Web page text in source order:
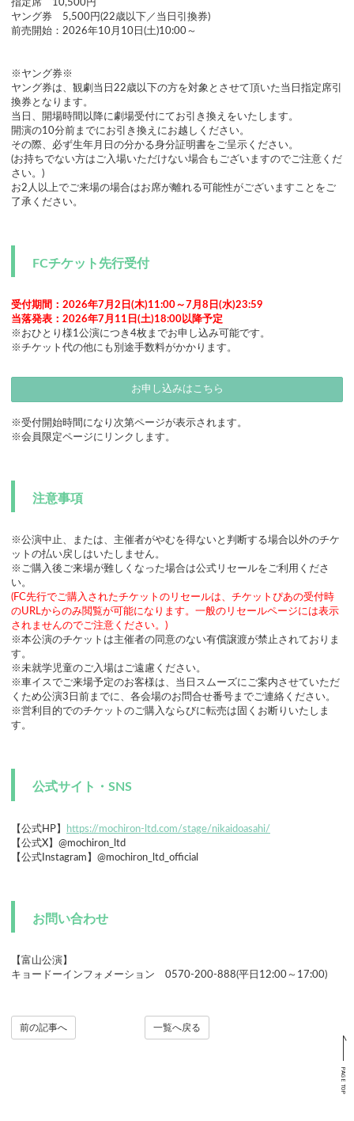
指定席 10,500円
ヤング券 5,500円(22歳以下／当日引換券)
前売開始：2026年10月10日(土)10:00～
※ヤング券※
ヤング券は、観劇当日22歳以下の方を対象とさせて頂いた当日指定席引
換券となります。
当日、開場時間以降に劇場受付にてお引き換えをいたします。
開演の10分前までにお引き換えにお越しください。
その際、必ず生年月日の分かる身分証明書をご呈示ください。
(お持ちでない方はご入場いただけない場合もございますのでご注意くだ
さい。)
お2人以上でご来場の場合はお席が離れる可能性がございますことをご
了承ください。
FCチケット先行受付
受付期間：2026年7月2日(木)11:00～7月8日(水)23:59
当落発表：2026年7月11日(土)18:00以降予定
※おひとり様1公演につき4枚までお申し込み可能です。
※チケット代の他にも別途手数料がかかります。
お申し込みはこちら
※受付開始時間になり次第ページが表示されます。
※会員限定ページにリンクします。
注意事項
※公演中止、または、主催者がやむを得ないと判断する場合以外のチケ
ットの払い戻しはいたしません。
※ご購入後ご来場が難しくなった場合は公式リセールをご利用くださ
い。
(FC先行でご購入されたチケットのリセールは、チケットぴあの受付時
のURLからのみ閲覧が可能になります。一般のリセールページには表示
されませんのでご注意ください。)
※本公演のチケットは主催者の同意のない有償譲渡が禁止されておりま
す。
※未就学児童のご入場はご遠慮ください。
※車イスでご来場予定のお客様は、当日スムーズにご案内させていただ
くため公演3日前までに、各会場のお問合せ番号までご連絡ください。
※営利目的でのチケットのご購入ならびに転売は固くお断りいたしま
す。
公式サイト・SNS
【公式HP】
https://mochiron-ltd.com/stage/nikaidoasahi/
【公式X】@mochiron_ltd
【公式Instagram】@mochiron_ltd_official
お問い合わせ
【富山公演】
キョードーインフォメーション 0570-200-888(平日12:00～17:00)
一覧へ戻る
前の記事へ
PAGE TOP